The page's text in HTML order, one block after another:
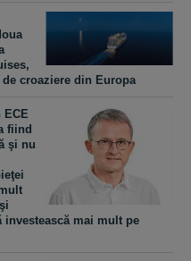
croaziere din Europa
fiind
şi nu
investească mai mult pe